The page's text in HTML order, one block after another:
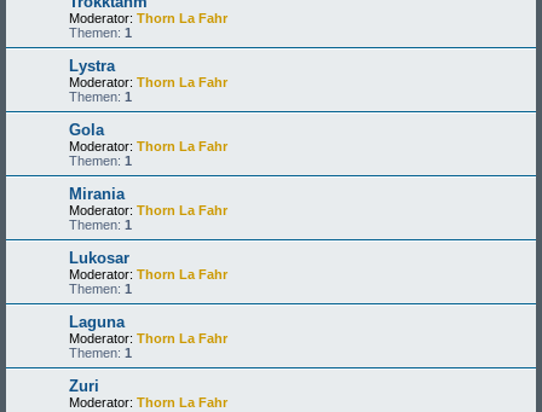
Moderator: Thorn La Fahr
Themen: 1
Lystra
Moderator: Thorn La Fahr
Themen: 1
Gola
Moderator: Thorn La Fahr
Themen: 1
Mirania
Moderator: Thorn La Fahr
Themen: 1
Lukosar
Moderator: Thorn La Fahr
Themen: 1
Laguna
Moderator: Thorn La Fahr
Themen: 1
Zuri
Moderator: Thorn La Fahr